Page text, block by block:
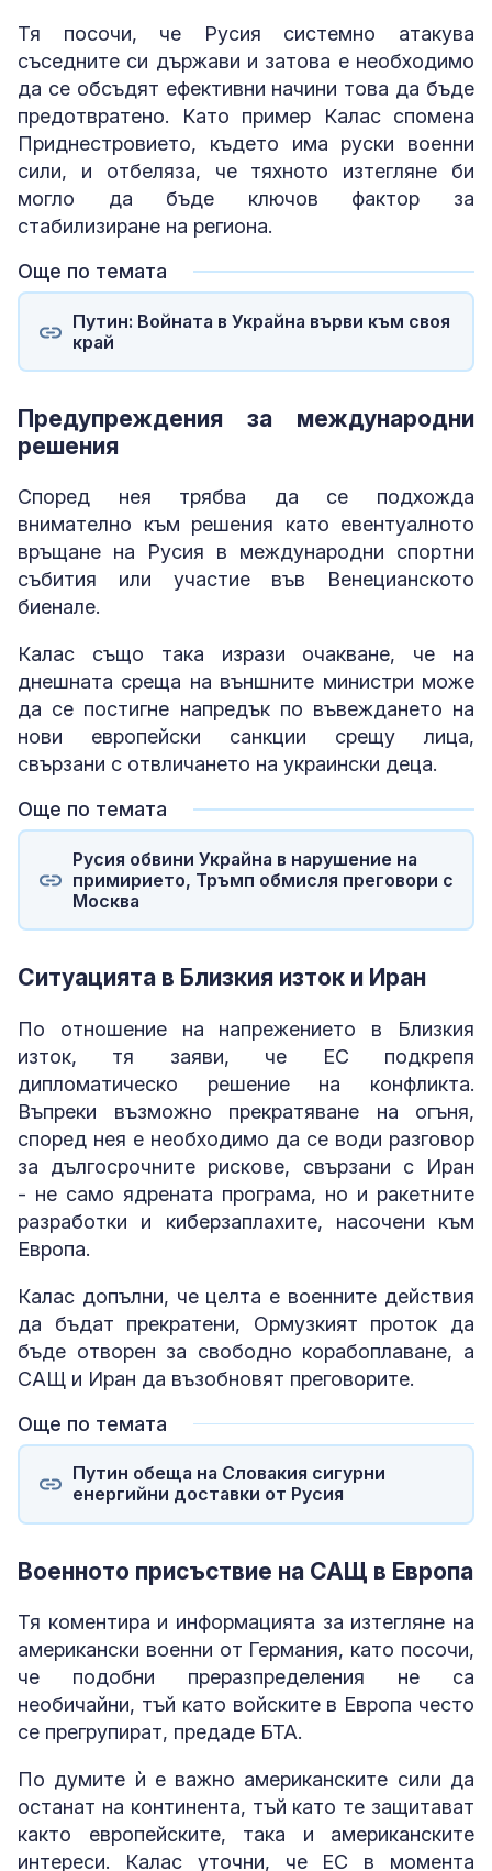
Тя посочи, че Русия системно атакува
съседните си държави и затова е необходимо
да се обсъдят ефективни начини това да бъде
предотвратено. Като пример Калас спомена
Приднестровието, където има руски военни
сили, и отбеляза, че тяхното изтегляне би
могло да бъде ключов фактор за
стабилизиране на региона.
Още по темата
Путин: Войната в Украйна върви към своя
край
Предупреждения за международни
решения
Според нея трябва да се подхожда
внимателно към решения като евентуалното
връщане на Русия в международни спортни
събития или участие във Венецианското
биенале.
Калас също така изрази очакване, че на
днешната среща на външните министри може
да се постигне напредък по въвеждането на
нови европейски санкции срещу лица,
свързани с отвличането на украински деца.
Още по темата
Русия обвини Украйна в нарушение на
примирието, Тръмп обмисля преговори с
Москва
Ситуацията в Близкия изток и Иран
По отношение на напрежението в Близкия
изток, тя заяви, че ЕС подкрепя
дипломатическо решение на конфликта.
Въпреки възможно прекратяване на огъня,
според нея е необходимо да се води разговор
за дългосрочните рискове, свързани с Иран
- не само ядрената програма, но и ракетните
разработки и киберзаплахите, насочени към
Европа.
Калас допълни, че целта е военните действия
да бъдат прекратени, Ормузкият проток да
бъде отворен за свободно корабоплаване, а
САЩ и Иран да възобновят преговорите.
Още по темата
Путин обеща на Словакия сигурни
енергийни доставки от Русия
Военното присъствие на САЩ в Европа
Тя коментира и информацията за изтегляне на
американски военни от Германия, като посочи,
че подобни преразпределения не са
необичайни, тъй като войските в Европа често
се прегрупират, предаде БТА.
По думите ѝ е важно американските сили да
останат на континента, тъй като те защитават
както европейските, така и американските
интереси. Калас уточни, че ЕС в момента